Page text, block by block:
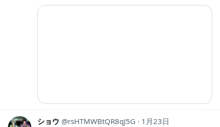
ショウ rsHTMWBtQR8qJ5G
1月23日